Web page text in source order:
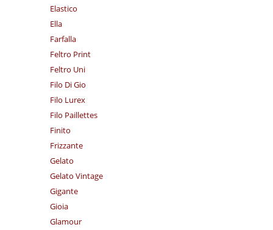
Elastico
Ella
Farfalla
Feltro Print
Feltro Uni
Filo Di Gio
Filo Lurex
Filo Paillettes
Finito
Frizzante
Gelato
Gelato Vintage
Gigante
Gioia
Glamour